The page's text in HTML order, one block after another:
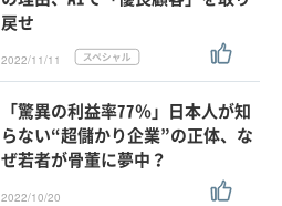
戻せ
2022/11/11
「驚異の利益率77％」日本人が知
らない“超儲かり企業”の正体、な
ぜ若者が骨董に夢中？
2022/10/20